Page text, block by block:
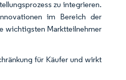
zu integrieren.
im Bereich der
wichtigsten Marktteilnehmer
für Käufer und wirkt